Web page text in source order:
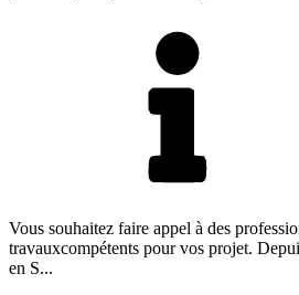
Vous souhaitez faire appel à des
travauxcompétents pour vos projet.
en S...